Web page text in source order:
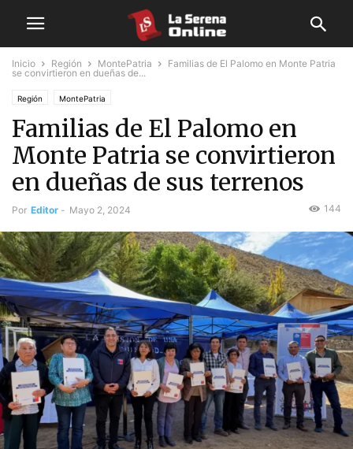
Inicio Región MontePatria
Familias de El Palomo en Monte Patria
se convirtieron en dueñas de...
Región MontePatria
Familias de El Palomo en
Monte Patria se convirtieron
en dueñas de sus terrenos
Por Editor - Mayo 2, 2024 144